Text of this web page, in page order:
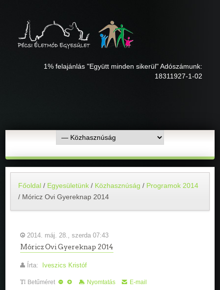
1% felajánlás "Együtt minden sikerül" Adószámunk:
18311927-1-02
Főoldal / Egyesületünk / Közhasznúság / Programok 2014
/ Móricz Ovi Gyereknap 2014
2014. máj. 28., szerda 07:43
Móricz Ovi Gyereknap 2014
Írta: Iveszics Kristóf
Betűméret Nyomtatás E-mail